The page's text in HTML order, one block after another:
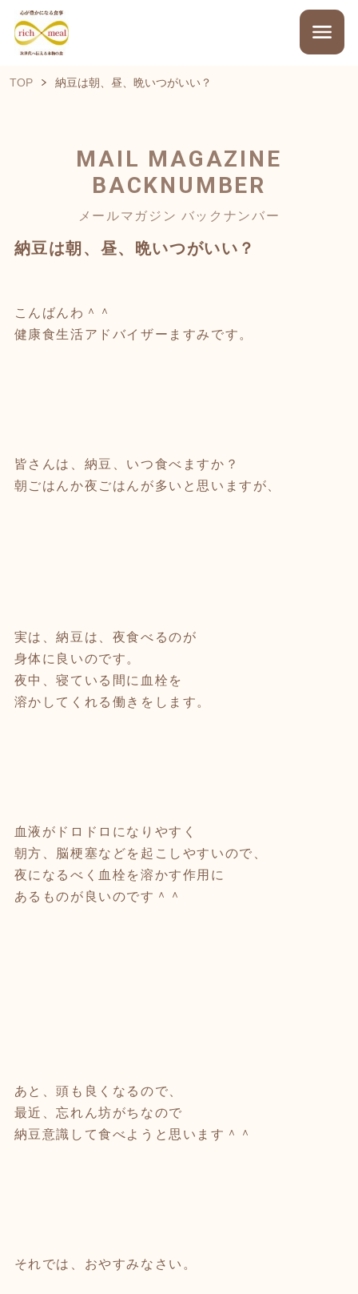
TOP 納豆は朝、昼、晩いつがいい？
MAIL MAGAZINE
BACKNUMBER
メールマガジン バックナンバー
納豆は朝、昼、晩いつがいい？
こんばんわ＾＾
健康食生活アドバイザーますみです。
皆さんは、納豆、いつ食べますか？
朝ごはんか夜ごはんが多いと思いますが、
実は、納豆は、夜食べるのが
身体に良いのです。
夜中、寝ている間に血栓を
溶かしてくれる働きをします。
血液がドロドロになりやすく
朝方、脳梗塞などを起こしやすいので、
夜になるべく血栓を溶かす作用に
あるものが良いのです＾＾
あと、頭も良くなるので、
最近、忘れん坊がちなので
納豆意識して食べようと思います＾＾
それでは、おやすみなさい。